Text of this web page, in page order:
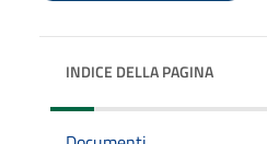
INDICE DELLA PAGINA